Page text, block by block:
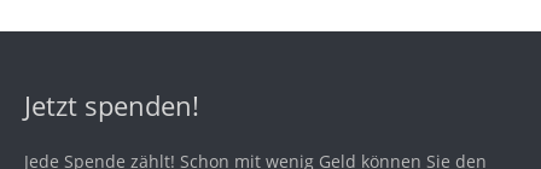
Jetzt spenden!
Jede Spende zählt! Schon mit wenig Geld können Sie den